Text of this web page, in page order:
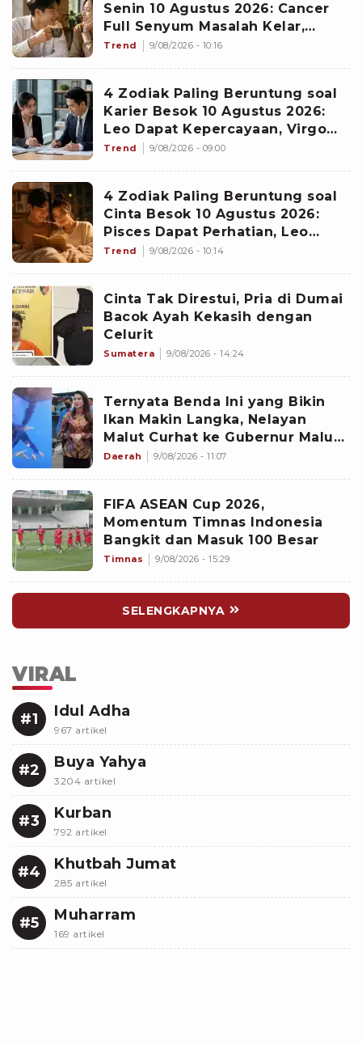
Senin 10 Agustus 2026: Cancer
Full Senyum Masalah Kelar,
Scorpio Awas Terprovokasi
Trend 9/08/2026 - 10:16
4 Zodiak Paling Beruntung soal
Karier Besok 10 Agustus 2026:
Leo Dapat Kepercayaan, Virgo
Makin Diperhitungkan
Trend 9/08/2026 - 09:00
4 Zodiak Paling Beruntung soal
Cinta Besok 10 Agustus 2026:
Pisces Dapat Perhatian, Leo
Makin Dekat dengan Si Dia
Trend 9/08/2026 - 10:14
Cinta Tak Direstui, Pria di Dumai
Bacok Ayah Kekasih dengan
Celurit
Sumatera 9/08/2026 - 14:24
Ternyata Benda Ini yang Bikin
Ikan Makin Langka, Nelayan
Malut Curhat ke Gubernur Malut
Sherly Tjoanda soal Rumpon
Daerah 9/08/2026 - 11:07
FIFA ASEAN Cup 2026,
Momentum Timnas Indonesia
Bangkit dan Masuk 100 Besar
Timnas 9/08/2026 - 15:29
SELENGKAPNYA
VIRAL
#1 Idul Adha
967 artikel
#2 Buya Yahya
3204 artikel
#3 Kurban
792 artikel
#4 Khutbah Jumat
285 artikel
#5 Muharram
169 artikel